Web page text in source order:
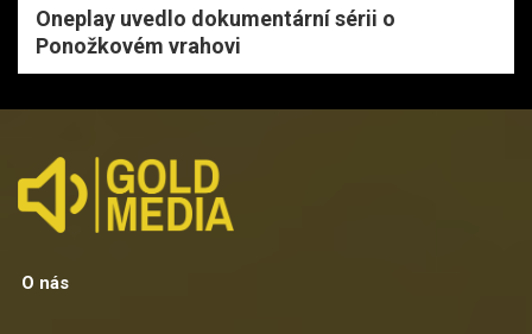
Oneplay uvedlo dokumentární sérii o
Ponožkovém vrahovi
O nás